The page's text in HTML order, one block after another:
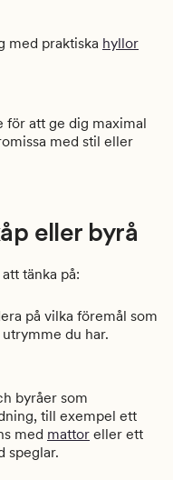
med praktiska hyllor
för att ge dig maximal
med stil eller
eller byrå
tänka på:
på vilka föremål som
du har.
byråer som
till exempel ett
med mattor eller ett
speglar.